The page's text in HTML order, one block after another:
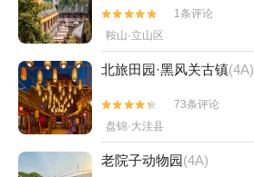


1条评论
鞍山·立山区
北旅田园·黑风关古镇(4A)


73条评论
盘锦·大洼县
老院子动物园(4A)